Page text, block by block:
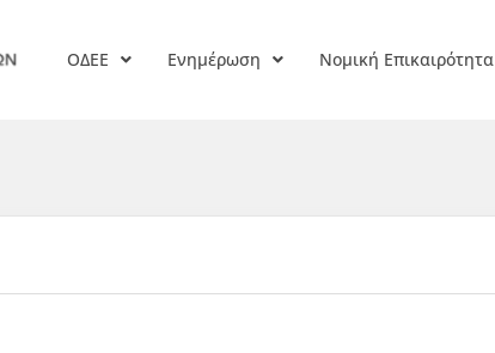
ΟΔΕΕ Ενημέρωση Νομική Επικαιρότητα